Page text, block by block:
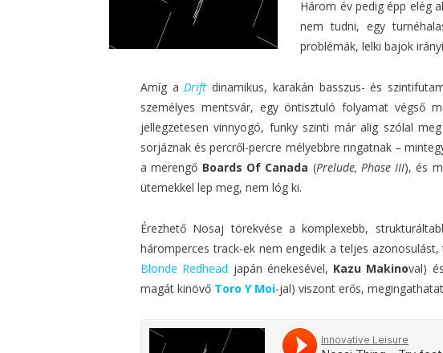
Három év pedig épp elég
nem tudni, egy
problémák, lelki bajok
Amíg aDrift dinamikus, karakán basszus- és
személyes mentsvár, egy öntisztuló folyamat végső
jellegzetesen vinnyogó, funky szinti már alig szólal
sorjáznak és percről-percre mélyebbre ringatnak –
a merengő Boards Of Canada (Prelude, Phase III), és
ütemekkel lep meg, nem lóg ki.
Érezhető Nosaj törekvése a komplexebb,
háromperces track-ek nem engedik a teljes
Blonde Redhead japán énekesével, Kazu Makinoval)
magát kinövő Toro Y Moi-jal) viszont erős,